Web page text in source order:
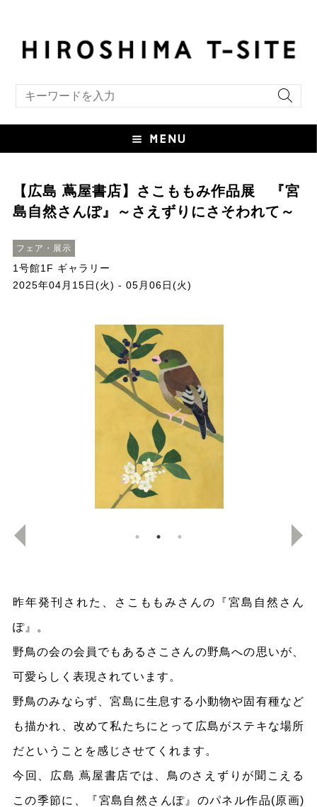
【広島 蔦屋書店】さこももみ作品展 『宮
島自然さんぽ』～さえずりにさそわれて～
フェア・展示
1号館1F ギャラリー
2025年04月15日(火) - 05月06日(火)
昨年発刊された、さこももみさんの『宮島自然さん
ぽ』。
野鳥の会の会員でもあるさこさんの野鳥への思いが、
可愛らしく表現されています。
野鳥のみならず、宮島に生息する小動物や固有種など
も描かれ、改めて私たちにとって広島がステキな場所
だということを感じさせてくれます。
今回、広島 蔦屋書店では、鳥のさえずりが聞こえる
この季節に、『宮島自然さんぽ』のパネル作品(原画)